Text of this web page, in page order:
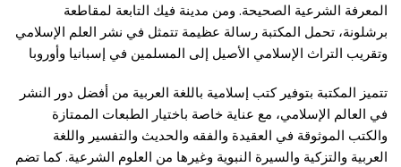
المعرفة الشرعية الصحيحة. ومن مدينة فيك التابعة لمقاطعة
برشلونة، تحمل المكتبة رسالة عظيمة تتمثل في نشر العلم الإسلامي
وتقريب التراث الإسلامي الأصيل إلى المسلمين في إسبانيا وأوروبا
تتميز المكتبة بتوفير كتب إسلامية باللغة العربية من أفضل دور النشر
في العالم الإسلامي، مع عناية خاصة باختيار الطبعات الممتازة
والكتب الموثوقة في العقيدة والفقه والحديث والتفسير واللغة
العربية والتزكية والسيرة النبوية وغيرها من العلوم الشرعية. كما تضم